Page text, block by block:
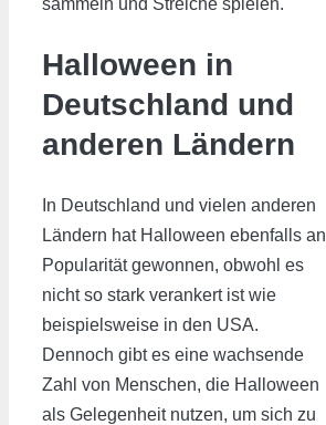
sammeln und Streiche spielen.
Halloween in
Deutschland und
anderen Ländern
In Deutschland und vielen anderen
Ländern hat Halloween ebenfalls an
Popularität gewonnen, obwohl es
nicht so stark verankert ist wie
beispielsweise in den USA.
Dennoch gibt es eine wachsende
Zahl von Menschen, die Halloween
als Gelegenheit nutzen, um sich zu